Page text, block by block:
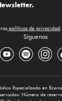
políticas de privacidad.
Síguenos
Especializado en
Número de